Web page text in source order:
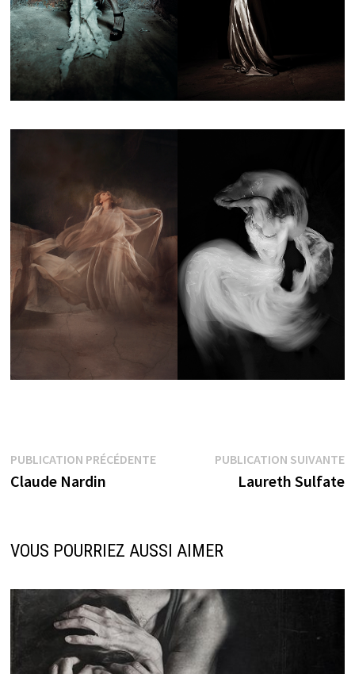
Navigation
de
PUBLICATION PRÉCÉDENTEPublication
Claude Nardin
PUBLICATION SUIVANTE
Laureth Sulfate
VOUS POURRIEZ AUSSI AIMER